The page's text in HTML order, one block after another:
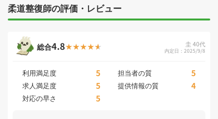
柔道整復師の評価・レビュー
総合4.8 圭 40代
内定日：2025/9/8
利用満足度 5 担当者の質 5
求人満足度 5 提供情報の質 4
対応の早さ 5